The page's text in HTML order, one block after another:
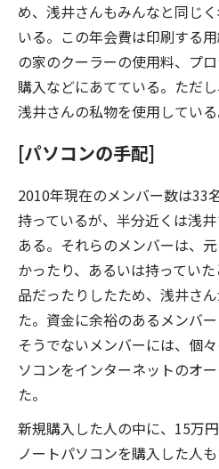
め、浅井さんもみんなと同じ
いる。この年会費は印刷する
の家のクーラーの使用料、プ
購入などにあてている。ただ
浅井さんの私物を使用している
[パソコンの手配]
2010年現在のメンバー数は33
持っているが、半分近くは浅
ある。それらのメンバーは、
かったり、あるいは持ってい
品だったりしたため、浅井さ
た。資金に余裕のあるメンバ
そうでないメンバーには、個
ソコンをインターネットのオ
た。
新規購入した人の中に、15万
ノートパソコンを購入した人